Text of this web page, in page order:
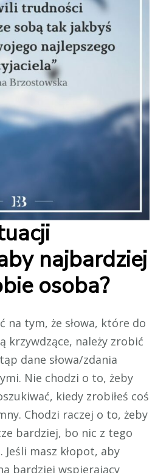
najbardziej
osoba?
na tym, że słowa, które do
krzywdzące, należy zrobić
dane słowa/zdania
Nie chodzi o to, żeby
kiedy zrobiłeś coś
Chodzi raczej o to, żeby
bardziej, bo nic z tego
masz kłopot, aby
bardziej wspierający